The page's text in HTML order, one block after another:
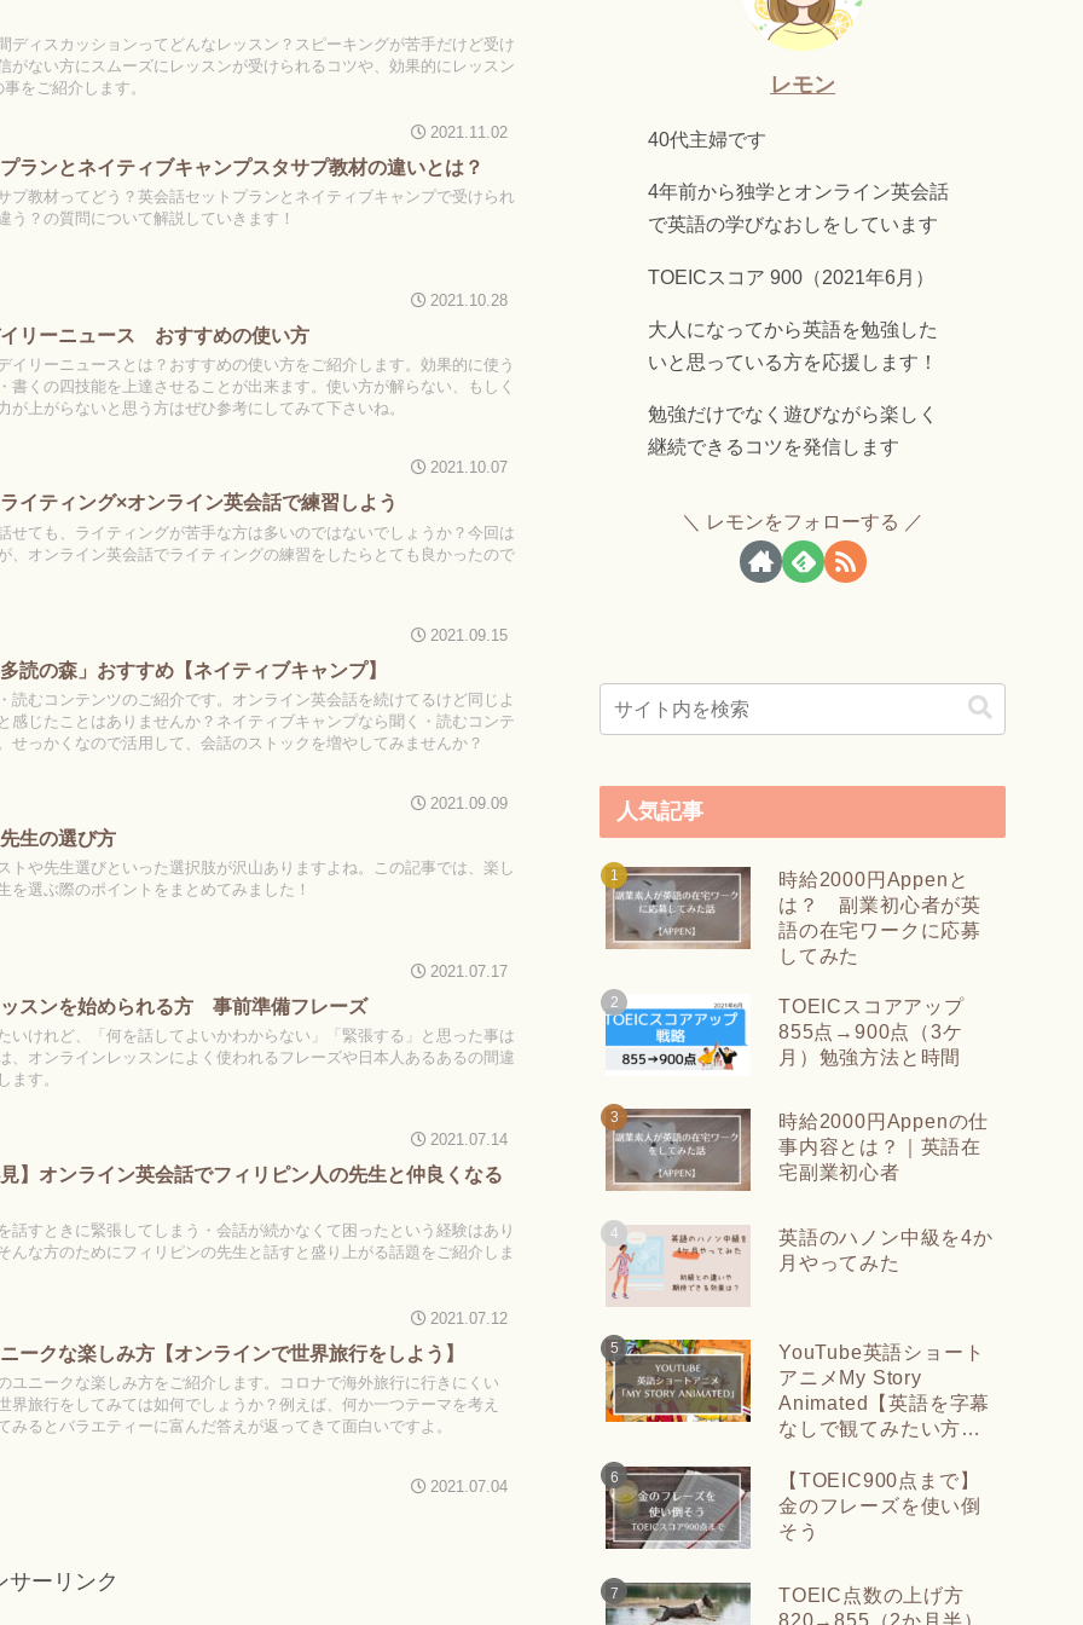
ディスカッションってどんなレッスン？スピーキングが苦手だけど受け
がない方にスムーズにレッスンが受けられるコツや、効果的にレッスン
をご紹介します。
2021.11.02
ランとネイティブキャンプスタサプ教材の違いとは？
プ教材ってどう？英会話セットプランとネイティブキャンプで受けられ
う？の質問について解説していきます！
2021.10.28
リーニュース おすすめの使い方
イリーニュースとは？おすすめの使い方をご紹介します。効果的に使う
書くの四技能を上達させることが出来ます。使い方が解らない、もしく
が上がらないと思う方はぜひ参考にしてみて下さいね。
2021.10.07
イティング×オンライン英会話で練習しよう
せても、ライティングが苦手な方は多いのではないでしょうか？今回は
、オンライン英会話でライティングの練習をしたらとても良かったので
2021.09.15
読の森」おすすめ【ネイティブキャンプ】
読むコンテンツのご紹介です。オンライン英会話を続けてるけど同じよ
じたことはありませんか？ネイティブキャンプなら聞く・読むコンテ
せっかくなので活用して、会話のストックを増やしてみませんか？
2021.09.09
生の選び方
トや先生選びといった選択肢が沢山ありますよね。この記事では、楽し
を選ぶ際のポイントをまとめてみました！
2021.07.17
スンを始められる方 事前準備フレーズ
いけれど、「何を話してよいかわからない」「緊張する」と思った事は
、オンラインレッスンによく使われるフレーズや日本人あるあるの間違
ます。
2021.07.14
】オンライン英会話でフィリピン人の先生と仲良くなる
話すときに緊張してしまう・会話が続かなくて困ったという経験はあり
んな方のためにフィリピンの先生と話すと盛り上がる話題をご紹介しま
2021.07.12
ークな楽しみ方【オンラインで世界旅行をしよう】
ユニークな楽しみ方をご紹介します。コロナで海外旅行に行きにくい
界旅行をしてみては如何でしょうか？例えば、何か一つテーマを考え
みるとバラエティーに富んだ答えが返ってきて面白いですよ。
2021.07.04
サーリンク
レモン
40代主婦です
4年前から独学とオンライン英会話
で英語の学びなおしをしています
TOEICスコア 900（2021年6月）
大人になってから英語を勉強した
いと思っている方を応援します！
勉強だけでなく遊びながら楽しく
継続できるコツを発信します
レモンをフォローする
人気記事
時給2000円Appenと
は？ 副業初心者が英
語の在宅ワークに応募
してみた
TOEICスコアアップ
855点→900点（3ケ
月）勉強方法と時間
時給2000円Appenの仕
事内容とは？｜英語在
宅副業初心者
英語のハノン中級を4か
月やってみた
YouTube英語ショート
アニメMy Story
Animated【英語を字幕
なしで観てみたい方
【TOEIC900点まで】
金のフレーズを使い倒
そう
TOEIC点数の上げ方
820→855（2か月半）